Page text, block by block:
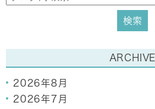
ARCHIVE
2026年8月
2026年7月